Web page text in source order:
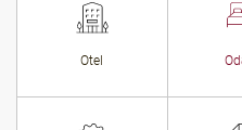
Otel